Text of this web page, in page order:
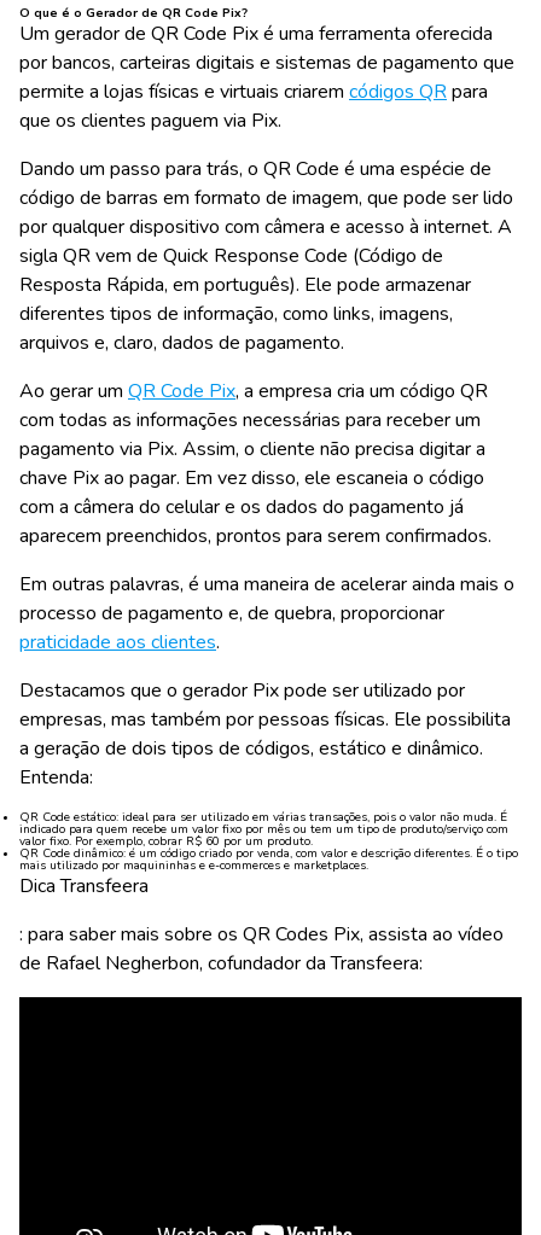
O que é o Gerador de QR Code Pix?
Um gerador de QR Code Pix é uma ferramenta oferecida
por bancos, carteiras digitais e sistemas de pagamento que
permite a lojas físicas e virtuais criarem códigos QRpara
que os clientes paguem via Pix.
Dando um passo para trás, o QR Code é uma espécie de
código de barras em formato de imagem, que pode ser lido
por qualquer dispositivo com câmera e acesso à internet. A
sigla QR vem de Quick Response Code (Código de
Resposta Rápida, em português). Ele pode armazenar
diferentes tipos de informação, como links, imagens,
arquivos e, claro, dados de pagamento.
Ao gerar um QR Code Pix, a empresa cria um código QR
com todas as informações necessárias para receber um
pagamento via Pix. Assim, o cliente não precisa digitar a
chave Pix ao pagar. Em vez disso, ele escaneia o código
com a câmera do celular e os dados do pagamento já
aparecem preenchidos, prontos para serem confirmados.
Em outras palavras, é uma maneira de acelerar ainda mais o
processo de pagamento e, de quebra, proporcionar
praticidade aos clientes.
Destacamos que o gerador Pix pode ser utilizado por
empresas, mas também por pessoas físicas. Ele possibilita
a geração de dois tipos de códigos, estático e dinâmico.
Entenda:
QR Code estático: ideal para ser utilizado em várias transações, pois o valor não muda. É
indicado para quem recebe um valor fixo por mês ou tem um tipo de produto/serviço com
valor fixo. Por exemplo, cobrar R$ 60 por um produto.
QR Code dinâmico: é um código criado por venda, com valor e descrição diferentes. É o tipo
mais utilizado por maquininhas e e-commerces e marketplaces.
Dica Transfeera
: para saber mais sobre os QR Codes Pix, assista ao vídeo
de Rafael Negherbon, cofundador da Transfeera: